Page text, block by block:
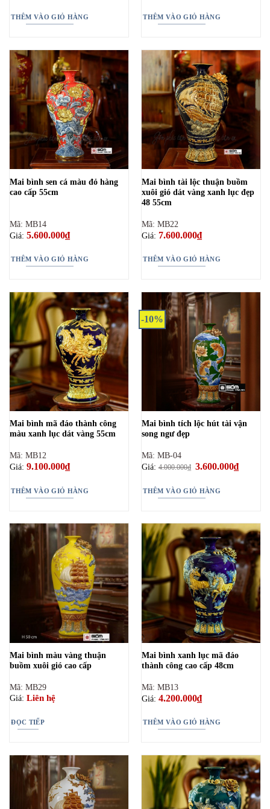
THÊM VÀO GIỎ HÀNG
4.000.000₫.
THÊM VÀO GIỎ HÀNG
Mai bình sen cá màu đỏ hàng
cao cấp 55cm
Mã: MB14
Giá: 5.600.000₫
THÊM VÀO GIỎ HÀNG
Mai bình tài lộc thuận buồm
xuôi gió dát vàng xanh lục đẹp
48 55cm
Mã: MB22
Giá: 7.600.000₫
THÊM VÀO GIỎ HÀNG
Mai bình mã đáo thành công
màu xanh lục dát vàng 55cm
Mã: MB12
Giá: 9.100.000₫
THÊM VÀO GIỎ HÀNG
-10%
Mai bình tích lộc hút tài vận
song ngư đẹp
Mã: MB-04
Giá:4.000.000₫ Giá
4.000.000₫.
3.600.000₫Giá
hiện
THÊM VÀO GIỎ HÀNG
Mai bình màu vàng thuận
buồm xuôi gió cao cấp
Mã: MB29
Giá: Liên hệ
ĐỌC TIẾP
Mai bình xanh lục mã đáo
thành công cao cấp 48cm
Mã: MB13
Giá: 4.200.000₫
THÊM VÀO GIỎ HÀNG